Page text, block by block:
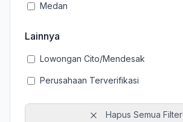
Medan
Lainnya
Lowongan Cito/Mendesak
Perusahaan Terverifikasi
Hapus Semua Filter